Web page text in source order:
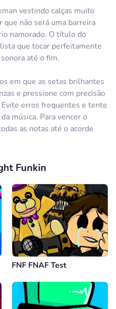
vestindo calças muito
que não será uma barreira
namorado. O título do
que tocar perfeitamente
até o fim.
em que as setas brilhantes
e pressione com precisão
erros frequentes e tente
música. Para vencer o
as notas até o acorde
Funkin
FNF FNAF Test